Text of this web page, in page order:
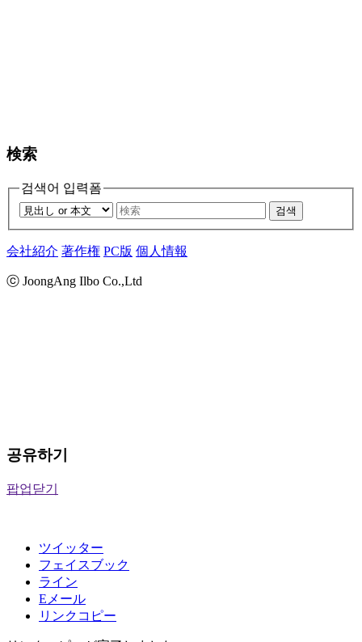
検索
검색어 입력폼
검색
会社紹介 著作権 PC版 個人情報
ⓒ JoongAng Ilbo Co.,Ltd
공유하기
팝업닫기
ツイッター
フェイスブック
ライン
Eメール
リンクコピー